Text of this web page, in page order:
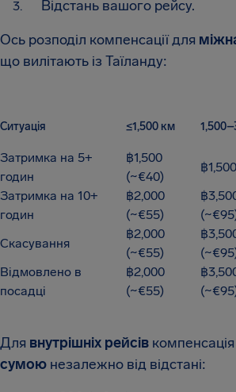
Відстань вашого рейсу.
Ось розподіл компенсації для
що вилітають із Таїланду:
Ситуація ≤1,500 км
Затримка на 5+
годин
฿1,500
(~€40)
฿
Затримка на 10+
годин
฿2,000
(~€55)
฿
Скасування
฿2,000
(~€55)
฿
Відмовлено в
посадці
฿2,000
(~€55)
฿
Для внутрішніх рейсів
сумою незалежно від відстані: